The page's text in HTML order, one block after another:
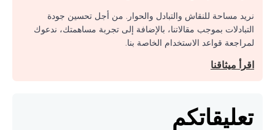
نريد مساحة للنقاش والتبادل والحوار. من أجل تحسين جودة
التبادلات بموجب مقالاتنا، بالإضافة إلى تجربة مساهمتك، ندعوك
لمراجعة قواعد الاستخدام الخاصة بنا.
اقرأ ميثاقنا
تعليقاتكم